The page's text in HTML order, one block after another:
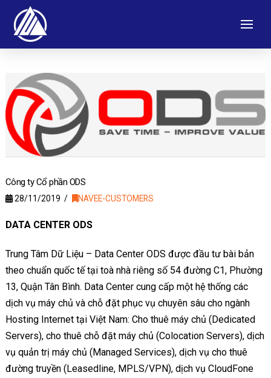
Công ty Cổ phần ODS
28/11/2019 NAVEE-CUSTOMERS
DATA CENTER ODS
Trung Tâm Dữ Liệu – Data Center ODS được đầu tư bài bản
theo chuẩn quốc tế tại toà nhà riêng số 54 đường C1, Phường
13, Quận Tân Bình. Data Center cung cấp một hệ thống các
dịch vụ máy chủ và chỗ đặt phục vụ chuyên sâu cho ngành
Hosting Internet tại Việt Nam: Cho thuê máy chủ (Dedicated
Servers), cho thuê chỗ đặt máy chủ (Colocation Servers), dịch
vụ quản trị máy chủ (Managed Services), dịch vụ cho thuê
đường truyền (Leasedline, MPLS/VPN), dịch vụ CloudFone